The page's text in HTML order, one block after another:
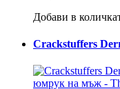
Добави в
Crackstuffers